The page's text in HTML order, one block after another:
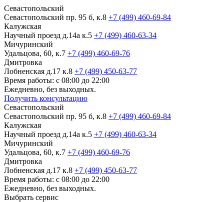
Севастопольский
Севастопольский пр. 95 б, к.8 +7 (499) 460-69-84
Калужская
Научный проезд д.14а к.5 +7 (499) 460-63-34
Мичуринский
Удальцова, 60, к.7 +7 (499) 460-69-76
Дмитровка
Лобненская д.17 к.8 +7 (499) 450-63-77
Время работы: с 08:00 до 22:00
Ежедневно, без выходных.
Получить консультацию
Севастопольский
Севастопольский пр. 95 б, к.8 +7 (499) 460-69-84
Калужская
Научный проезд д.14а к.5 +7 (499) 460-63-34
Мичуринский
Удальцова, 60, к.7 +7 (499) 460-69-76
Дмитровка
Лобненская д.17 к.8 +7 (499) 450-63-77
Время работы: с 08:00 до 22:00
Ежедневно, без выходных.
Выбрать сервис